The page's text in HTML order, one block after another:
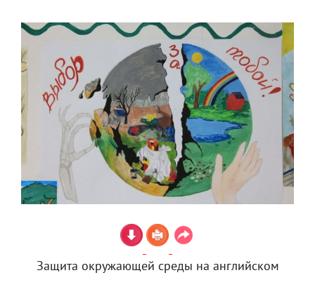
Защита окружающей среды на английском